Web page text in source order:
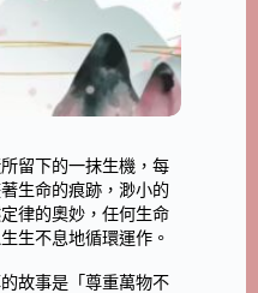
留下的一抹生機，每
生命的痕跡，渺小的
律的奧妙，任何生命
生不息地循環運作。
故事是「尊重萬物不